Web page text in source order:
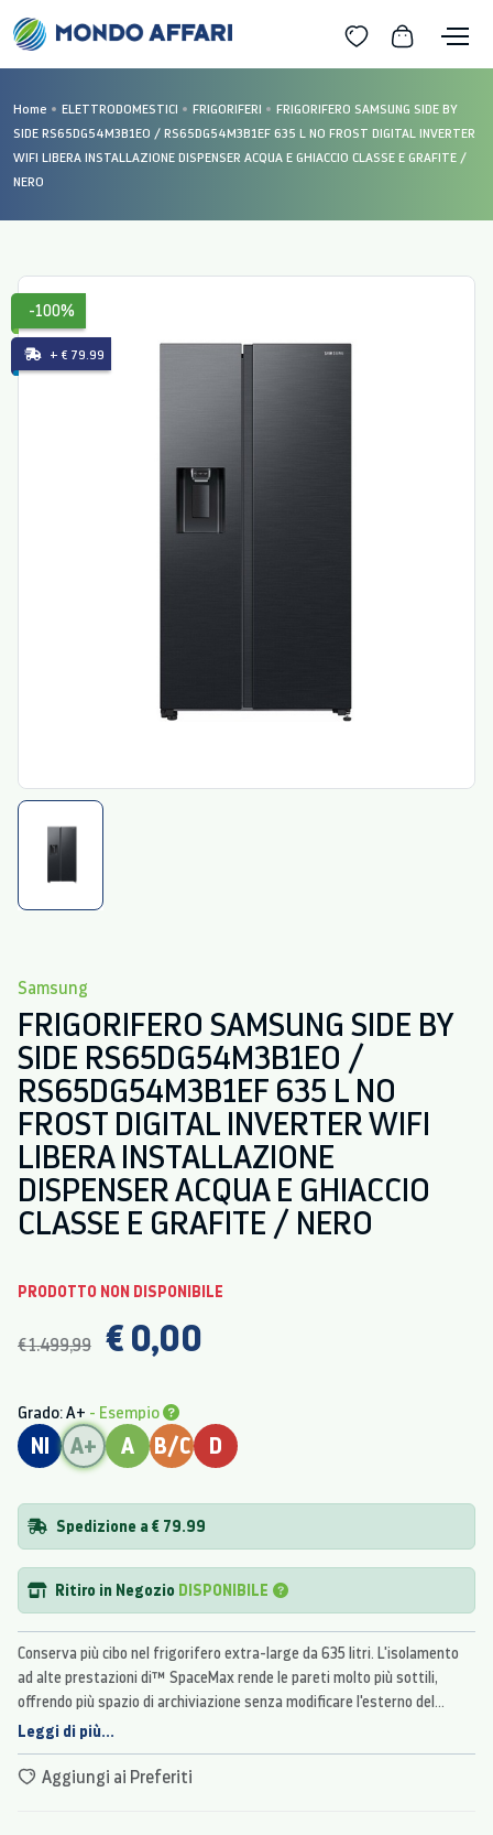
Home ELETTRODOMESTICI FRIGORIFERI
FRIGORIFERO SAMSUNG SIDE BY
SIDE RS65DG54M3B1EO / RS65DG54M3B1EF 635 L NO FROST DIGITAL INVERTER
WIFI LIBERA INSTALLAZIONE DISPENSER ACQUA E GHIACCIO CLASSE E GRAFITE /
NERO
-100%
+ € 79.99
Samsung
FRIGORIFERO SAMSUNG SIDE BY
SIDE RS65DG54M3B1EO /
RS65DG54M3B1EF 635 L NO
FROST DIGITAL INVERTER WIFI
LIBERA INSTALLAZIONE
DISPENSER ACQUA E GHIACCIO
CLASSE E GRAFITE / NERO
PRODOTTO NON DISPONIBILE
€ 1.499,99 € 0,00
Grado: A+ - Esempio
NI A+ A B/C D
Spedizione a € 79.99
Ritiro in Negozio DISPONIBILE
Conserva più cibo nel frigorifero extra-large da 635 litri. L'isolamento
ad alte prestazioni di™ SpaceMax rende le pareti molto più sottili,
offrendo più spazio di archiviazione senza modificare l'esterno del
dispositivo.
Leggi di più...
Aggiungi ai Preferiti